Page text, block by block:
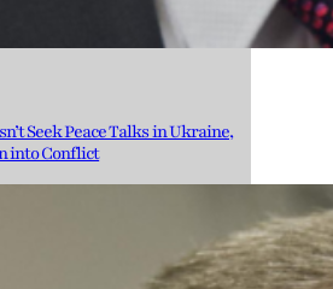
Seek Peace Talks in Ukraine,
into Conflict